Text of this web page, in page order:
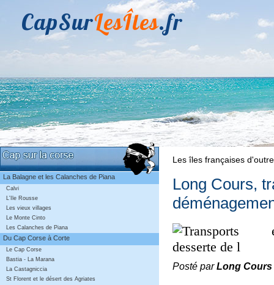
CapSurLesÎles.fr
La Balagne et les Calanches de Piana
Calvi
L'Ile Rousse
Les vieux villages
Le Monte Cinto
Les Calanches de Piana
Du Cap Corse à Corte
Le Cap Corse
Bastia - La Marana
La Castagniccia
St Florent et le désert des Agriates
Les îles françaises
Long Cours,
Posté parLong Cours